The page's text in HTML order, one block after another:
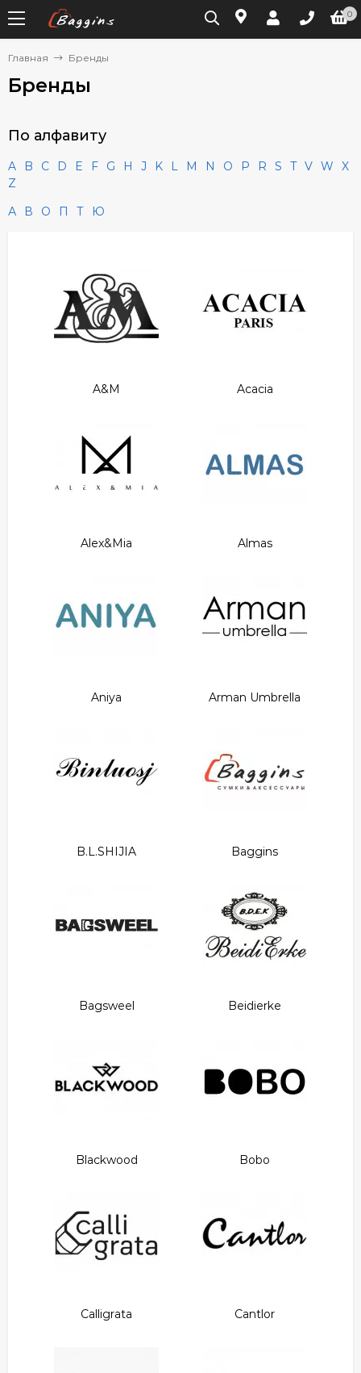
0
Главная Бренды
Бренды
По алфавиту
A B C D E F G H J K L M N O P R S T V W
X
Z
А
В О П Т Ю
A&M Acacia
Alex&Mia Almas
Aniya Arman Umbrella
B.L.SHIJIA Baggins
Bagsweel Beidierke
Blackwood Bobo
Calligrata Cantlor